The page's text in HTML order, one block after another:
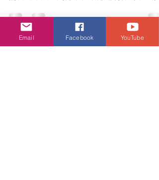
香港藝術中心八月呈獻年度藝文盛事大滿貫
第 30 屆 ifva 獨立短片賽重磅評審陣容曝光
驚喜迎來天王劉德華、破億編劇林均乘坐鎮
更首設「AI Creation」創作組。同場加映德
Email Facebook YouTube